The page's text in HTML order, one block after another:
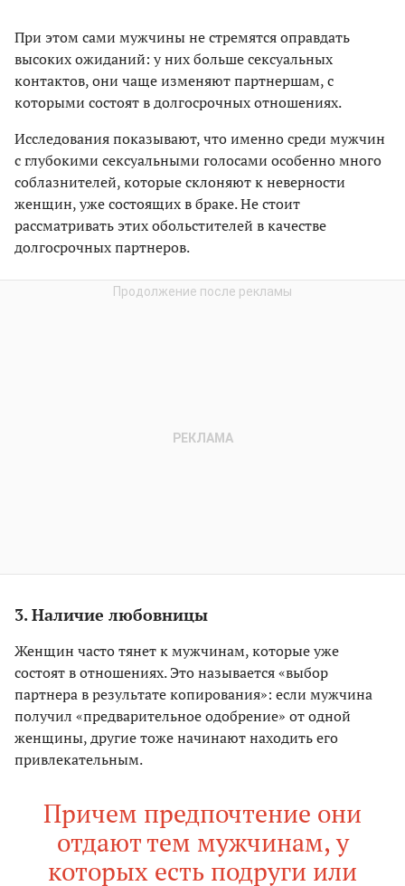
При этом сами мужчины не стремятся оправдать
высоких ожиданий: у них больше сексуальных
контактов, они чаще изменяют партнершам, с
которыми состоят в долгосрочных отношениях.
Исследования показывают, что именно среди мужчин
с глубокими сексуальными голосами особенно много
соблазнителей, которые склоняют к неверности
женщин, уже состоящих в браке. Не стоит
рассматривать этих обольстителей в качестве
долгосрочных партнеров.
3. Наличие любовницы
Женщин часто тянет к мужчинам, которые уже
состоят в отношениях. Это называется «выбор
партнера в результате копирования»: если мужчина
получил «предварительное одобрение» от одной
женщины, другие тоже начинают находить его
привлекательным.
Причем предпочтение они
отдают тем мужчинам, у
которых есть подруги или